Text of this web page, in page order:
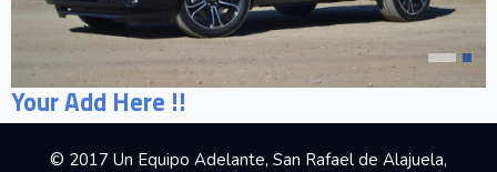
Your Add Here !!
© 2017 Un Equipo Adelante, San Rafael de Alajuela,